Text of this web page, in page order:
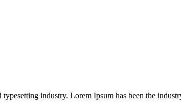
industry. Lorem Ipsum has been the